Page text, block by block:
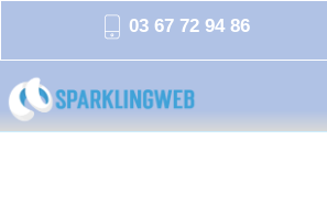
03 67 72 94 86